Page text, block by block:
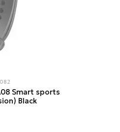
Smart sports
Black